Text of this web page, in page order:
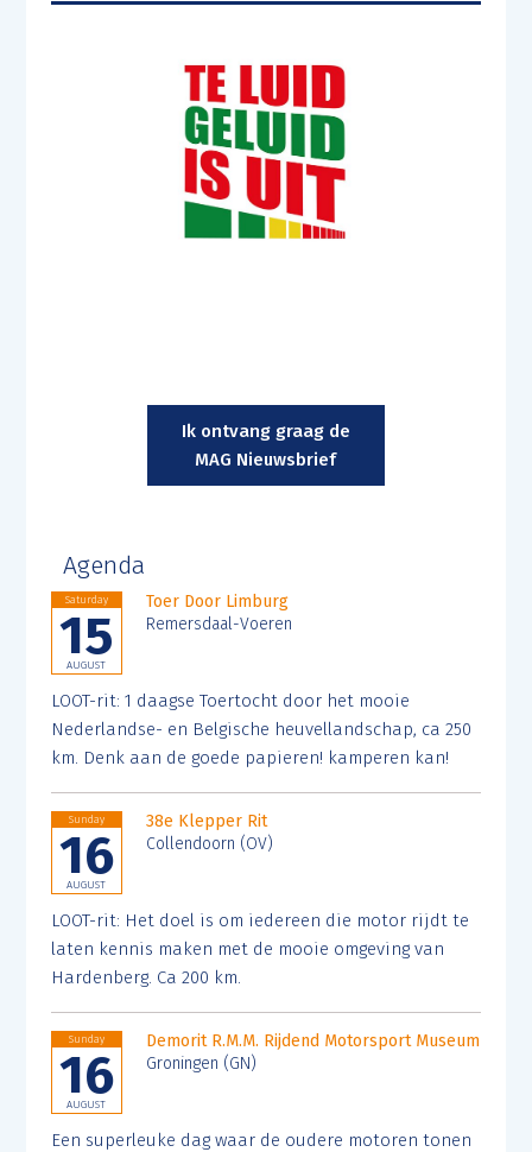
Ik ontvang graag de
MAG Nieuwsbrief
Agenda
Saturday
15
AUGUST
Toer Door Limburg
Remersdaal-Voeren
LOOT-rit: 1 daagse Toertocht door het mooie
Nederlandse- en Belgische heuvellandschap, ca 250
km. Denk aan de goede papieren! kamperen kan!
Sunday
16
AUGUST
38e Klepper Rit
Collendoorn (OV)
LOOT-rit: Het doel is om iedereen die motor rijdt te
laten kennis maken met de mooie omgeving van
Hardenberg. Ca 200 km.
Sunday
16
AUGUST
Demorit R.M.M. Rijdend Motorsport Museum
Groningen (GN)
Een superleuke dag waar de oudere motoren tonen